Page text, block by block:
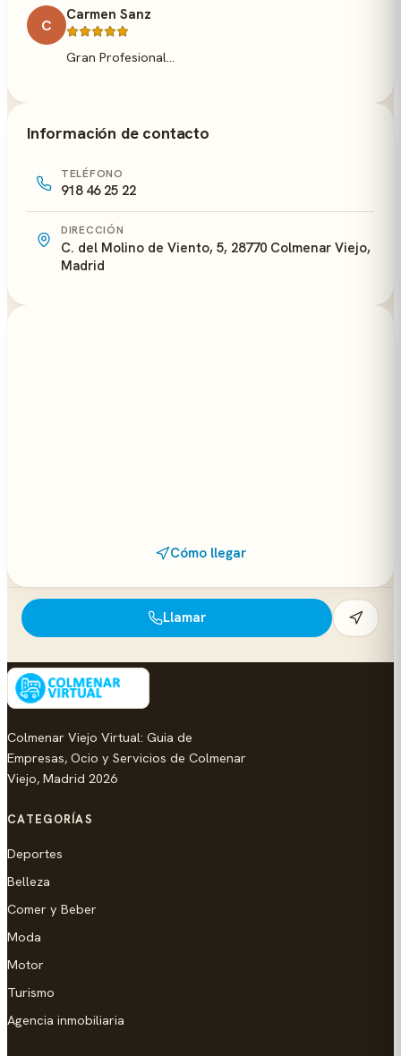
C
Carmen Sanz
Gran Profesional...
Información de contacto
TELÉFONO
918 46 25 22
DIRECCIÓN
C. del Molino de Viento, 5, 28770 Colmenar Viejo,
Madrid
Cómo llegar
Llamar
Colmenar Viejo Virtual: Guia de
Empresas, Ocio y Servicios de Colmenar
Viejo, Madrid 2026
CATEGORÍAS
Deportes
Belleza
Comer y Beber
Moda
Motor
Turismo
Agencia inmobiliaria